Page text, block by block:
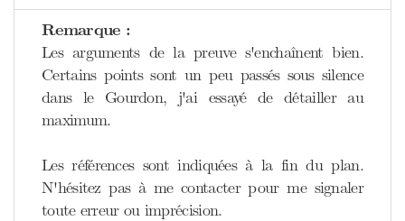
Remarque :
Les arguments de la preuve s'enchaînent bien.
Certains points sont un peu passés sous silence
dans le Gourdon, j'ai essayé de détailler au
maximum.
Les références sont indiquées à la fin du plan.
N'hésitez pas à me contacter pour me signaler
toute erreur ou imprécision.